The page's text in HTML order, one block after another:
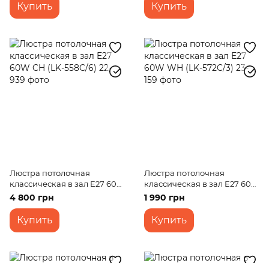
Купить Купить
Люстра потолочная
классическая в зал E27 60W
CH (LK-558C/6)
4 800 грн
Купить
Люстра потолочная
классическая в зал E27 60W
WH (LK-572C/3)
1 990 грн
Купить